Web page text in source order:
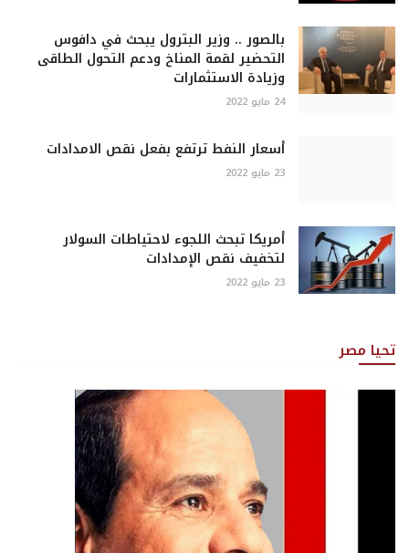
بالصور .. وزير البترول يبحث في دافوس
التحضير لقمة المناخ ودعم التحول الطاقى
وزيادة الاستثمارات
24 مايو 2022
أسعار النفط ترتفع بفعل نقص الامدادات
23 مايو 2022
أمريكا تبحث اللجوء لاحتياطات السولار
لتخفيف نقص الإمدادات
23 مايو 2022
تحيا مصر